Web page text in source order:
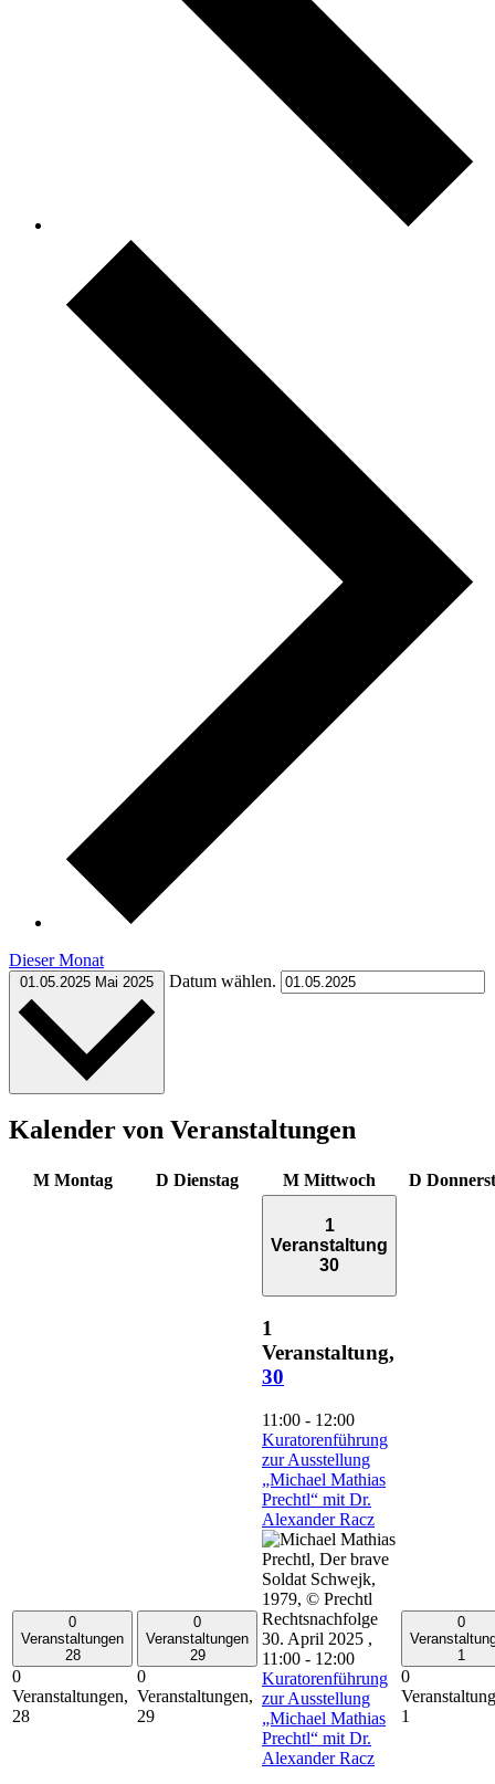
Dieser Monat
01.05.2025 Mai 2025 Datum wählen.
Kalender von Veranstaltungen
M Montag D Dienstag M Mittwoch D
0
Veranstaltungen
28
0
Veranstaltungen,
28
0
Veranstaltungen
29
0
Veranstaltungen,
29
1
Veranstaltung
30
1
Veranstaltung,
30
11:00 - 12:00
Kuratorenführung
zur Ausstellung
„Michael Mathias
Prechtl“ mit Dr.
Alexander Racz
30. April 2025 ,
11:00 - 12:00
Kuratorenführung
zur Ausstellung
„Michael Mathias
Prechtl“ mit Dr.
Alexander Racz
0
1
0
1